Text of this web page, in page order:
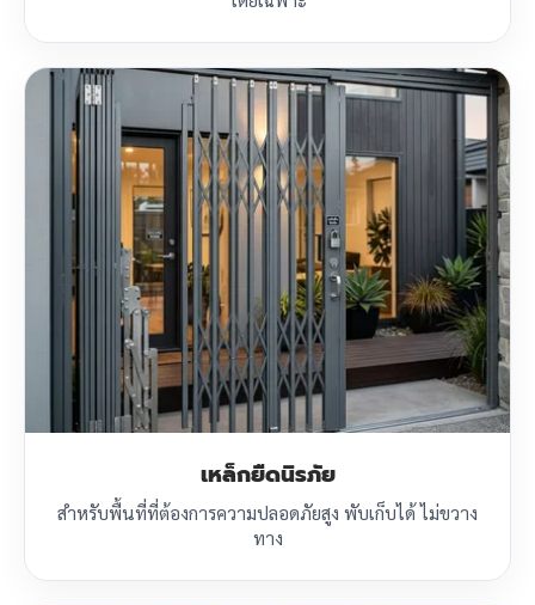
เหล็กยืดนิรภัย
สำหรับพื้นที่ที่ต้องการความปลอดภัยสูง พับเก็บได้ ไม่ขวาง
ทาง